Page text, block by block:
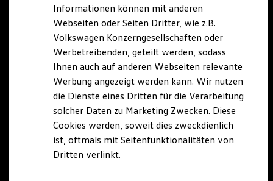
Lifestyle Shop
T-Roc Kollektion
Golf Kollektion
ID. Kollektion
Volkswagen Kollektion
R-Kollektion
GTI Kollektion
Fußball Drop
we drive football
#wedriveproud
Besitzer und Service
Software Updates
Service und Ersatzteile
Informationen können mit anderen
Webseiten oder Seiten Dritter, wie z.B.
Volkswagen Konzerngesellschaften oder
Werbetreibenden, geteilt werden, sodass
Ihnen auch auf anderen Webseiten relevante
Werbung angezeigt werden kann. Wir nutzen
die Dienste eines Dritten für die Verarbeitung
solcher Daten zu Marketing Zwecken. Diese
Cookies werden, soweit dies zweckdienlich
ist, oftmals mit Seitenfunktionalitäten von
Dritten verlinkt.